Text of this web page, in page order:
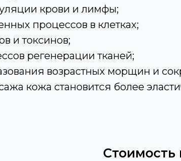
крови и лимфы;
процессов в клетках;
и токсинов;
регенерации тканей;
возрастных морщин и
кожа становится более